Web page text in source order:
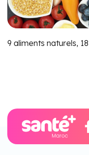
9 aliments naturels,